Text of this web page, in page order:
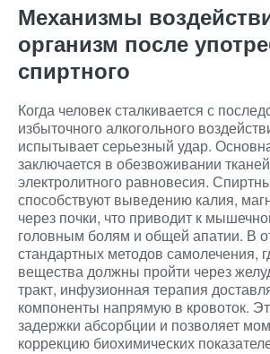
Механизмы
организм после
спиртного
Когда человек сталкивается с
избыточного алкогольного
испытывает серьезный удар.
заключается в обезвоживании
электролитного равновесия.
способствуют выведению калия,
через почки, что приводит к
головным болям и общей апатии. В
стандартных методов самолечения,
вещества должны пройти через
тракт, инфузионная терапия
компоненты напрямую в кровоток.
задержки абсорбции и позволяет
коррекцию биохимических